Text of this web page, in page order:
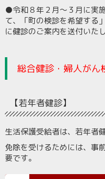
●令和８年２月～３月に実
て、「町の検診を希望する
に健診のご案内を送付いたし
総合健診・婦人がん
【若年者健診】
生活保護受給者は、若年者
免除を受けるためには、事
要です。